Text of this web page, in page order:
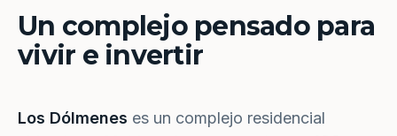
Un complejo pensado para
vivir e invertir
Los Dólmenes es un complejo residencial